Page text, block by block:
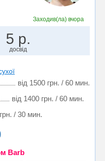
Заходив(ла) вчора
5 р.
досвід
від 1500 грн. / 60 мин.
від 1400 грн. / 60 мин.
/ 30 мин.
Barb